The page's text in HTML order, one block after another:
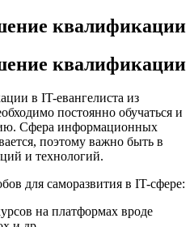
квалификации
квалификации
в IT-евангелиста из
постоянно обучаться и
Сфера информационных
поэтому важно быть в
и технологий.
для саморазвития в IT-сфере:
на платформах вроде